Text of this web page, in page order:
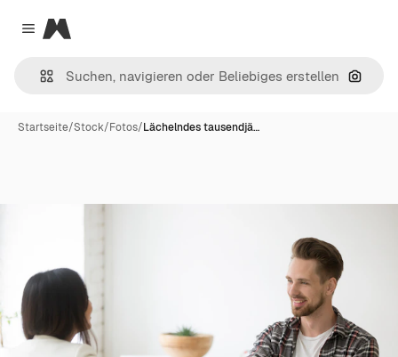
Close menu
Magnific
Nach
Startseite/Stock/Fotos/Lächelndes tausendjä…